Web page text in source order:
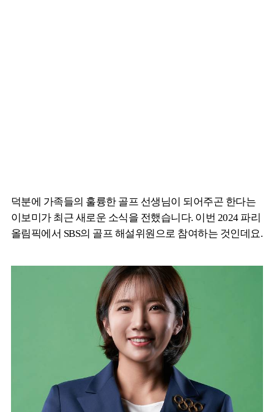
덕분에 가족들의 훌륭한 골프 선생님이 되어주곤 한다는
이보미가 최근 새로운 소식을 전했습니다. 이번 2024 파리
올림픽에서 SBS의 골프 해설위원으로 참여하는 것인데요.